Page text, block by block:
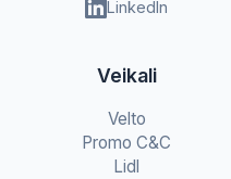
LinkedIn
Veikali
Velto
Promo C&C
Lidl